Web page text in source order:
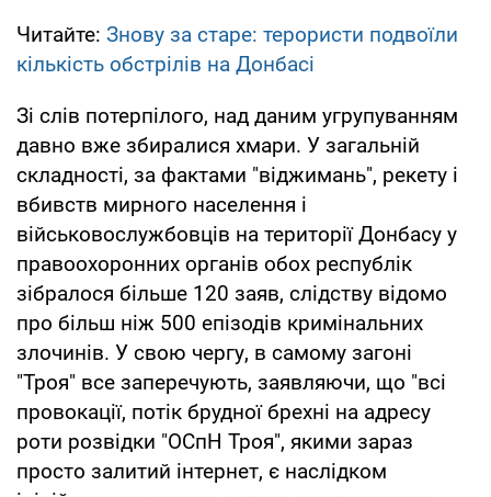
Читайте: Знову за старе: терористи подвоїли
кількість обстрілів на Донбасі
Зі слів потерпілого, над даним угрупуванням
давно вже збиралися хмари. У загальній
складності, за фактами "віджимань", рекету і
вбивств мирного населення і
військовослужбовців на території Донбасу у
правоохоронних органів обох республік
зібралося більше 120 заяв, слідству відомо
про більш ніж 500 епізодів кримінальних
злочинів. У свою чергу, в самому загоні
"Троя" все заперечують, заявляючи, що "всі
провокації, потік брудної брехні на адресу
роти розвідки "ОСпН Троя", якими зараз
просто залитий інтернет, є наслідком